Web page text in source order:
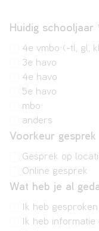
Huidig schooljaar
4e vmbo (-tl, gl,
3e havo
4e havo
5e havo
mbo
anders
Voorkeur gesprek
Gesprek op
Online gesprek
Wat heb je al
Ik heb
Ik heb